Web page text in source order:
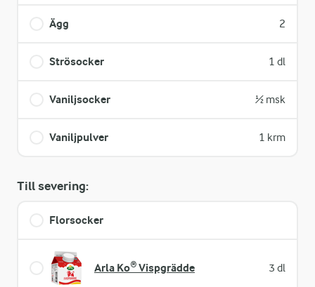
Ägg 2
Strösocker 1 dl
Vaniljsocker ½ msk
Vaniljpulver 1 krm
Till severing:
Florsocker
Arla Ko® Vispgrädde 3 dl